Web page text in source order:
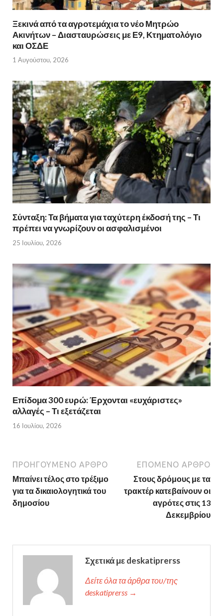
Ξεκινά από τα αγροτεμάχια το νέο Μητρώο
Ακινήτων – Διασταυρώσεις με Ε9, Κτηματολόγιο
και ΟΣΔΕ
1 Αυγούστου, 2026
Σύνταξη: Τα βήματα για ταχύτερη έκδοσή της – Τι
πρέπει να γνωρίζουν οι ασφαλισμένοι
25 Ιουλίου, 2026
Επίδομα 300 ευρώ: Έρχονται «ευχάριστες»
αλλαγές – Τι εξετάζεται
16 Ιουλίου, 2026
ΠΡΟΗΓΟΎΜΕΝΟ ΆΡΘΡΟ
Μπαίνει τέλος στο τρέξιμο
για τα δικαιολογητικά του
δημοσίου
ΕΠΌΜΕΝΟ ΆΡΘΡΟ
Στους δρόμους με τα
τρακτέρ κατεβαίνουν οι
αγρότες στις 13
Δεκεμβρίου
Σχετικά με deskatiprerss
Δείτε όλα τα άρθρα του/της
deskatiprerss →